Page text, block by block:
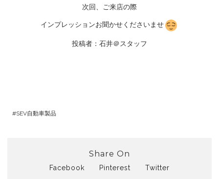
次回、ご来店の際
インプレッションお聞かせくださいませ
投稿者：石井＠スタッフ
SEV自動車製品
Share On
Facebook Pinterest Twitter